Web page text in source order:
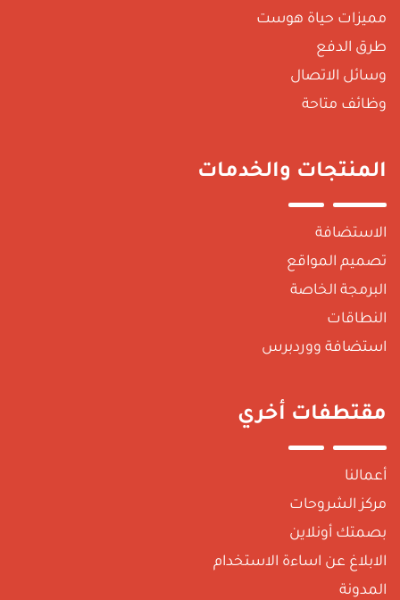
حياة هوست
الدفع
الاتصال
متاحة
والخدمات
المواقع
الخاصة
ووردبرس
أخري
الشروحات
أونلاين
عن اساءة الاستخدام